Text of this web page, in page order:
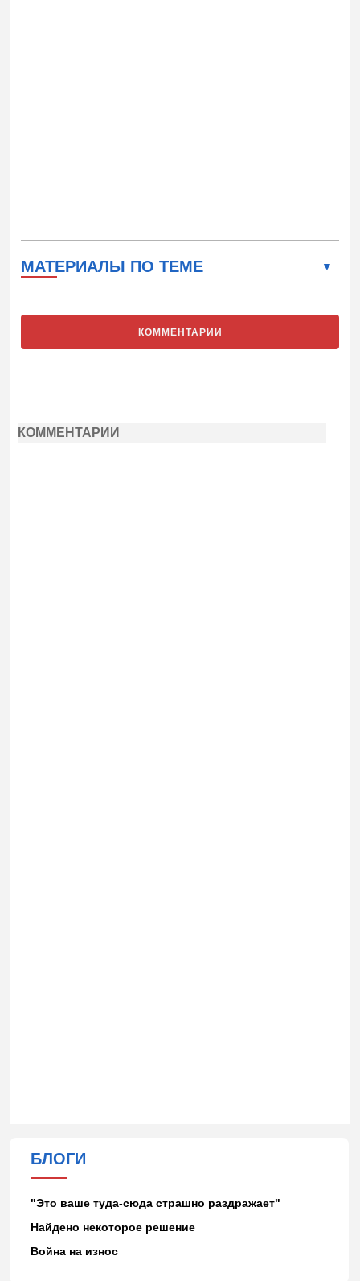
МАТЕРИАЛЫ ПО ТЕМЕ
КОММЕНТАРИИ
КОММЕНТАРИИ
БЛОГИ
"Это ваше туда-сюда страшно раздражает"
Найдено некоторое решение
Война на износ